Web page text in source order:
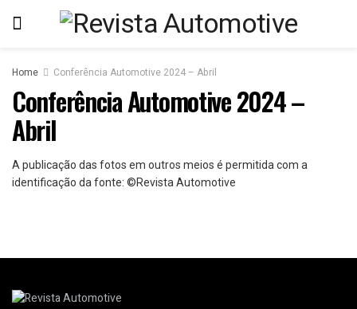
Home Conferência Automotive 2024 – Abril
Conferência Automotive 2024 –
Abril
A publicação das fotos em outros meios é permitida com a
identificação da fonte: ©Revista Automotive